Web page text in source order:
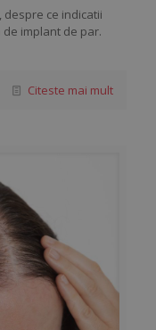
despre ce indicatii
implant de par.
Citeste mai mult